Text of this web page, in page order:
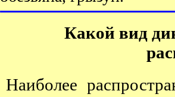
Какой вид
Наиболее